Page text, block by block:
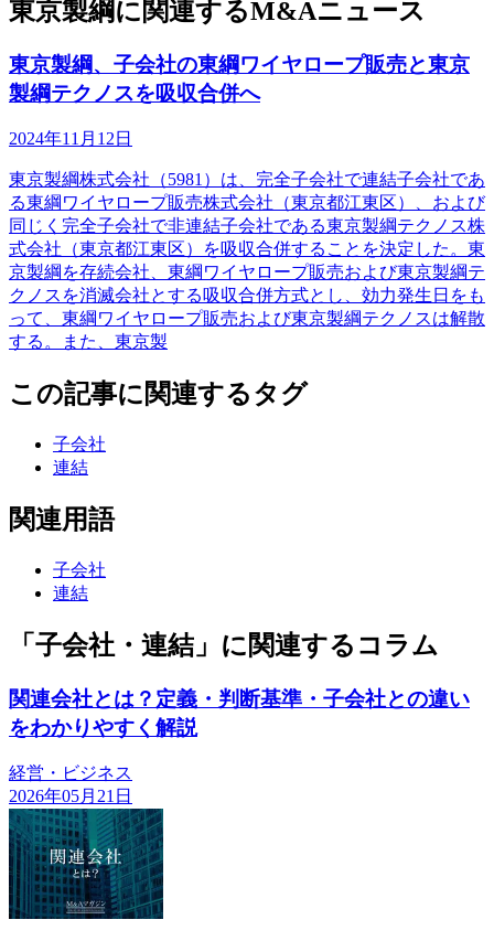
東京製綱に関連するM&Aニュース
東京製綱、子会社の東綱ワイヤロープ販売と東京
製綱テクノスを吸収合併へ
2024年11月12日
東京製綱株式会社（5981）は、完全子会社で連結子会社であ
る東綱ワイヤロープ販売株式会社（東京都江東区）、および
同じく完全子会社で非連結子会社である東京製綱テクノス株
式会社（東京都江東区）を吸収合併することを決定した。東
京製綱を存続会社、東綱ワイヤロープ販売および東京製綱テ
クノスを消滅会社とする吸収合併方式とし、効力発生日をも
って、東綱ワイヤロープ販売および東京製綱テクノスは解散
する。また、東京製
この記事に関連するタグ
子会社
連結
関連用語
子会社
連結
「子会社・連結」に関連するコラム
関連会社とは？定義・判断基準・子会社との違い
をわかりやすく解説
経営・ビジネス
2026年05月21日